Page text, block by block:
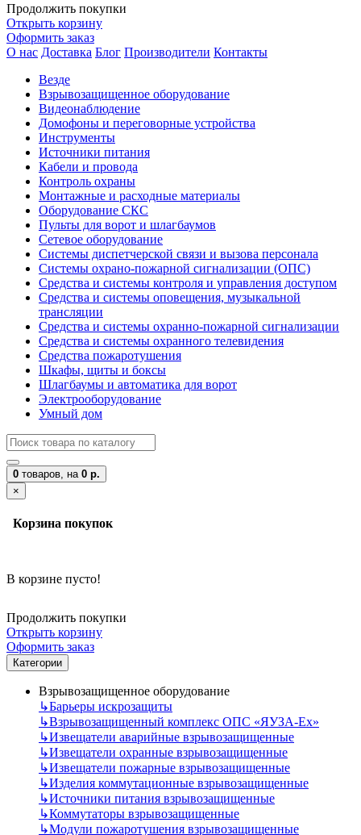
Продолжить покупки
Открыть корзину
Оформить заказ
О нас Доставка Блог Производители Контакты
Везде
Взрывозащищенное оборудование
Видеонаблюдение
Домофоны и переговорные устройства
Инструменты
Источники питания
Кабели и провода
Контроль охраны
Монтажные и расходные материалы
Оборудование СКС
Пульты для ворот и шлагбаумов
Сетевое оборудование
Системы диспетчерской связи и вызова персонала
Системы охрано-пожарной сигнализации (ОПС)
Средства и системы контроля и управления доступом
Средства и системы оповещения, музыкальной
трансляции
Средства и системы охранно-пожарной сигнализации
Средства и системы охранного телевидения
Средства пожаротушения
Шкафы, щиты и боксы
Шлагбаумы и автоматика для ворот
Электрооборудование
Умный дом
0 товаров, на 0 р.
×
Корзина покупок
В корзине пусто!
Продолжить покупки
Открыть корзину
Оформить заказ
Категории
Взрывозащищенное оборудование
↳Барьеры искрозащиты
↳Взрывозащищенный комплекс ОПС «ЯУЗА-Ех»
↳Извещатели аварийные взрывозащищенные
↳Извещатели охранные взрывозащищенные
↳Извещатели пожарные взрывозащищенные
↳Изделия коммутационные взрывозащищенные
↳Источники питания взрывозащищенные
↳Коммутаторы взрывозащищенные
↳Модули пожаротушения взрывозащищенные